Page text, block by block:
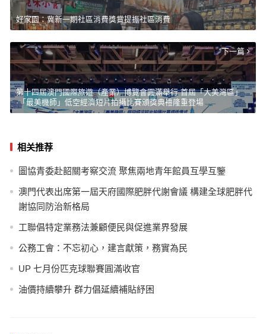
好家園：冀新一期社區消費獎賞提振社區消費
下一篇
第十四屆澳門國際旅遊（產業）博覽會圓滿舉行 首屆「大美灣區」
·「最美機師」低空經濟短片拍攝比賽頒獎典禮隆重登場
相关推荐
圖協青委赴韶關考察交流 聚焦兩地青年館員互學互鑒
澳門代表出席第一屆天府國際肥胖代謝會議 構建全球肥胖代
謝協同防治新格局
工聯倡特定業務法兼顧便民與促進業界發展
公務工會：不忘初心，建言獻策，務實為民
UP 七月份匹克球聯賽圓滿收官
油價持續攀升 群力倡延續補貼紓困